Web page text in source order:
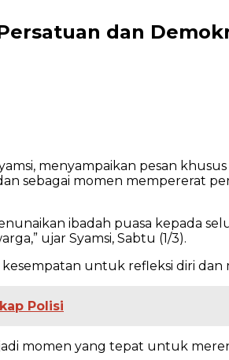
dan
menyampaikan pesan
sebagai momen mempererat
ibadah puasa kepada
ujar Syamsi, Sabtu (1/3).
untuk refleksi diri dan
Polisi
momen yang tepat untuk